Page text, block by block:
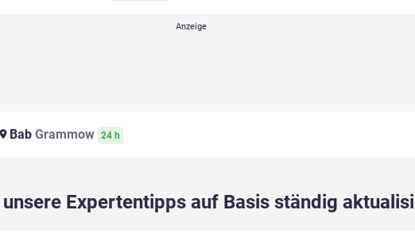
Bab Grammow 24 h
Expertentipps auf Basis ständig